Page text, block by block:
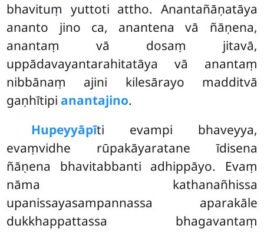
bhavituṃ yuttoti attho. Anantañāṇatāya
ananto jino ca, anantena vā ñāṇena,
anantaṃ vā dosaṃ jitavā,
uppādavayantarahitatāya vā anantaṃ
nibbānaṃ ajini kilesārayo madditvā
gaṇhītipi anantajino.
Hupeyyāpīti evampi bhaveyya,
evaṃvidhe rūpakāyaratane īdisena
ñāṇena bhavitabbanti adhippāyo. Evaṃ
nāma kathanañhissa
upanissayasampannassa aparakāle
dukkhappattassa bhagavantaṃ